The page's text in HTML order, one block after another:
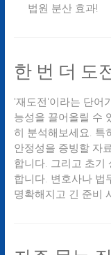
법원 분산 효과!
한 번 더 도
'재도전'이라는 단어
능성을 끌어올릴 수
히 분석해보세요. 특
안정성을 증빙할 자
합니다. 그리고 초기
합니다. 변호사나 법
명확해지고 긴 준비